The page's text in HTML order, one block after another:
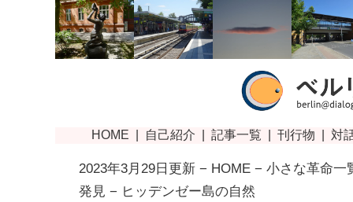
2023年3月29日更新 − HOME − 小さな革命一
発見 − ヒッデンゼー島の自然